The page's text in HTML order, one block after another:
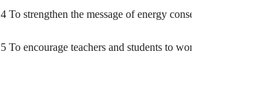
4 To strengthen the message of energy conservation and
5 To encourage teachers and students to work together to build